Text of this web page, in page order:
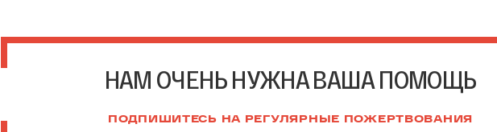
НАМ ОЧЕНЬ НУЖНА ВАША ПОМОЩЬ
ПОДПИШИТЕСЬ НА РЕГУЛЯРНЫЕ ПОЖЕРТВОВАНИЯ